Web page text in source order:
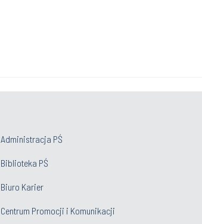
Administracja PŚ
Biblioteka PŚ
Biuro Karier
Centrum Promocji i Komunikacji